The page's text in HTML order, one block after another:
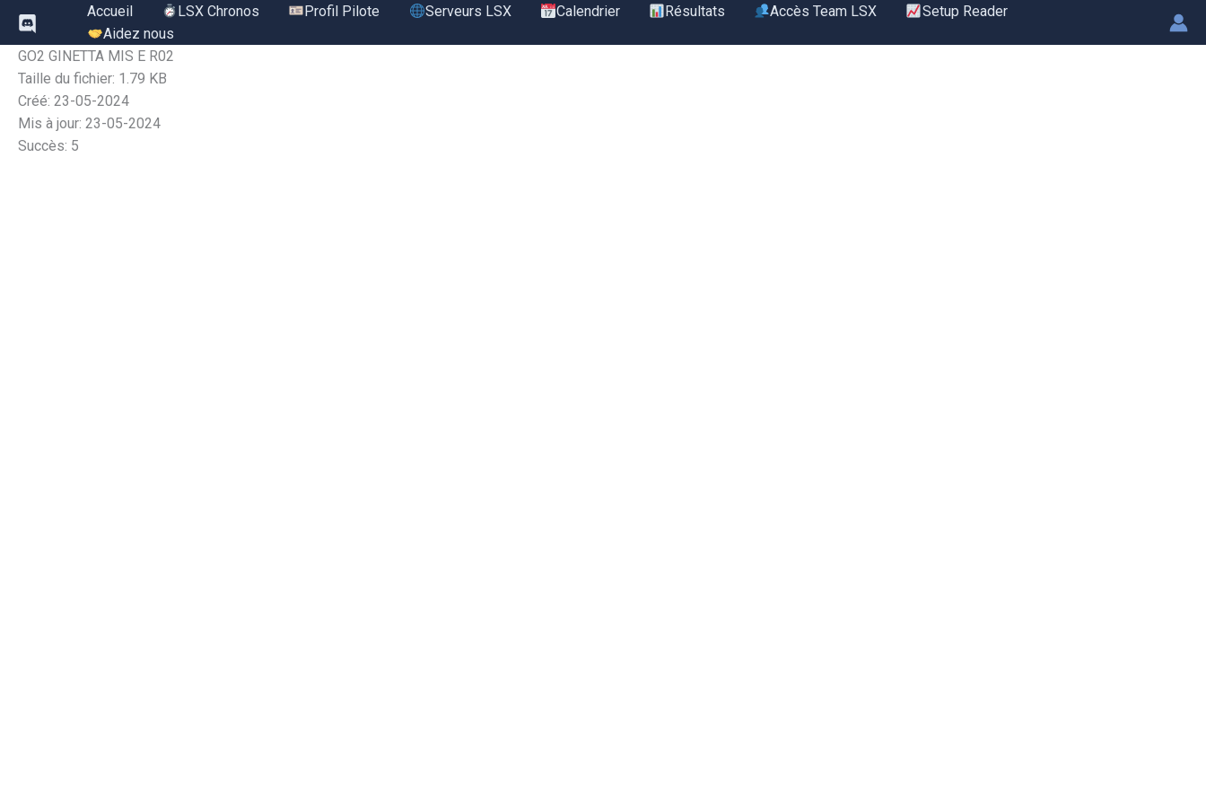
Aller
contenu
Accueil LSX Chronos Profil Pilote Serveurs LSX Calendrier Résultats Accès Team LSX
Setup Reader
Aidez nous
GO2 GINETTA MIS E R02
Taille du fichier: 1.79 KB
Créé: 23-05-2024
Mis à jour: 23-05-2024
Succès: 5